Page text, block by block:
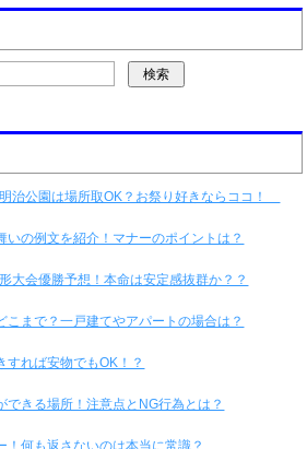
治公園は場所取OK？お祭り好きならココ！
いの例文を紹介！マナーのポイントは？
大会優勝予想！本命は安定感抜群か？？
こまで？一戸建てやアパートの場合は？
すれば安物でもOK！？
できる場所！注意点とNG行為とは？
！何も返さないのは本当に常識？